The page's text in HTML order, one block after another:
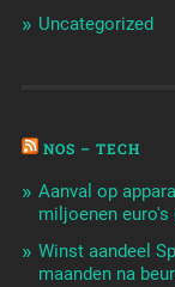
Uncategorized
NOS – TECH
Aanval op
miljoenen euro's
Winst aandeel
maanden na